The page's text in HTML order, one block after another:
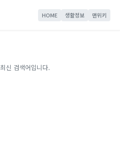
HOME 생활정보 맨위키
신 검색어입니다.